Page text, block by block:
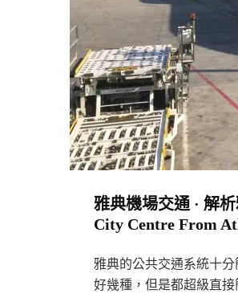
雅典機場交通 · 解
City Centre From
雅典的公共交通系統十
好幾種，但是都超級直